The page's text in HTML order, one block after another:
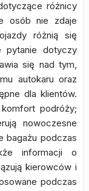
różnicy
osób nie zdaje
różnią się
pytanie dotyczy
się nad tym,
autokaru oraz
dla klientów.
podróży;
nowoczesne
bagażu podczas
informacji o
kierowców i
podczas